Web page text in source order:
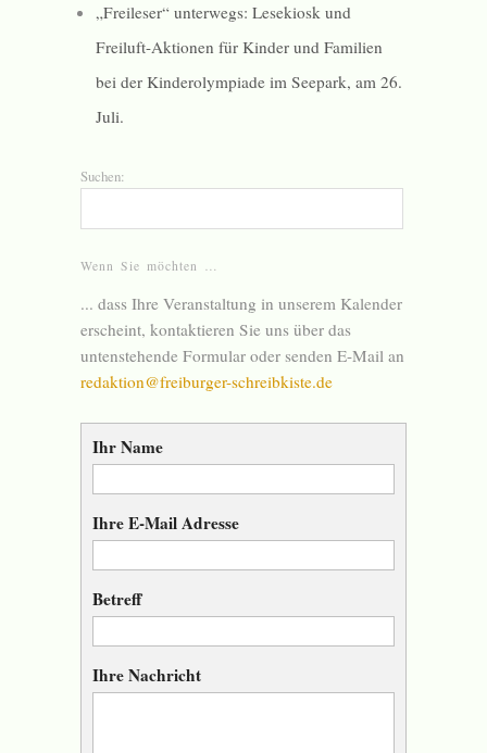
„Freileser“ unterwegs: Lesekiosk und
Freiluft-Aktionen für Kinder und Familien
bei der Kinderolympiade im Seepark, am 26.
Juli.
Suchen:
Wenn Sie möchten …
... dass Ihre Veranstaltung in unserem Kalender
erscheint, kontaktieren Sie uns über das
untenstehende Formular oder senden E-Mail an
redaktion@freiburger-schreibkiste.de
Ihr Name
Ihre E-Mail Adresse
Betreff
Ihre Nachricht